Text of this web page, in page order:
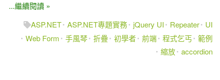
...繼續閱讀 »
ASP.NET ASP.NET專題實務 jQuery UI Repeater
UI
Web Form
手風琴 折疊 初學者 前端 程式乞丐
範例
縮放 accordion